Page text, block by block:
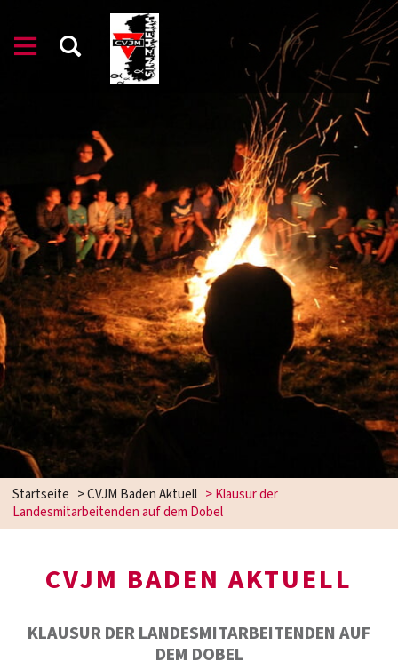
Startseite >CVJM Baden Aktuell >Klausur der
Landesmitarbeitenden auf dem Dobel
CVJM BADEN AKTUELL
KLAUSUR DER LANDESMITARBEITENDEN AUF
DEM DOBEL